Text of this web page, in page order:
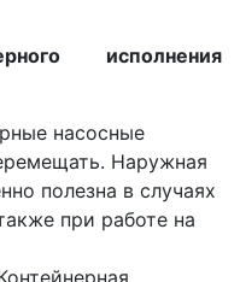
исполнения
насосные
Наружная
полезна в случаях
при работе на